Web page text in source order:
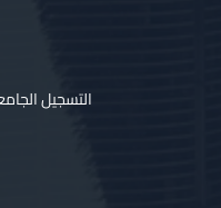
التسجيل